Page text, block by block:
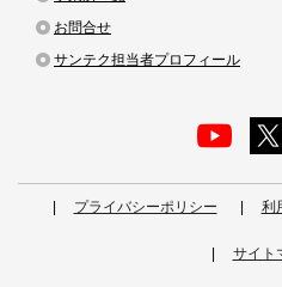
お問合せ
サンテク担当者プロフィール
プライバシーポリシー 利
サイト